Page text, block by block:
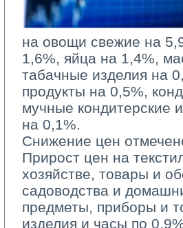
на овощи свежие на
1,6%, яйца на 1,4%,
табачные изделия на
продукты на 0,5%,
мучные кондитерские
на 0,1%.
Снижение цен
Прирост цен на
хозяйстве, товары и
садоводства и
предметы, приборы и
изделия и часы по